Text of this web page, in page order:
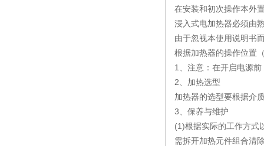
在安装和初次操作本外
浸入式电加热器必须由
由于忽视本使用说明书
根据加热器的操作位置
1、注意：在开启电源
2、加热选型
加热器的选型要根据介
3、保养与维护
(1)根据实际的工作方式
需拆开加热元件组合清